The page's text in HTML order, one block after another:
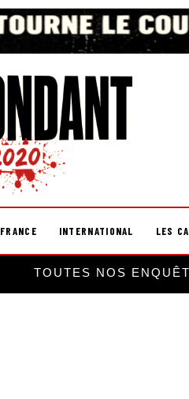
FRANCE INTERNATIONAL LES
TOUTES NOS